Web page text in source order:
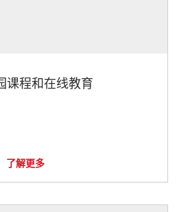
课程和在线教育
了解更多